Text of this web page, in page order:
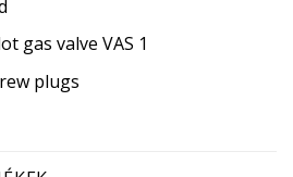
gas valve VAS 1
plugs